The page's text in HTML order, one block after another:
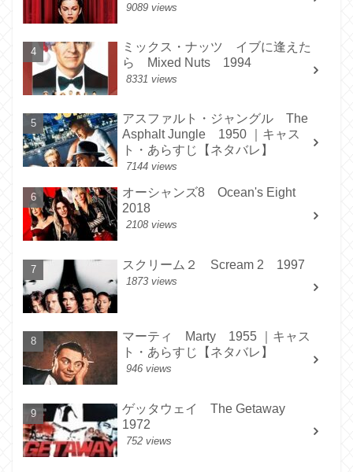
9089 views
ミックス・ナッツ イブに逢えた
ら Mixed Nuts 1994
8331 views
アスファルト・ジャングル The
Asphalt Jungle 1950 ｜キャス
ト・あらすじ【ネタバレ】
7144 views
オーシャンズ8 Ocean's Eight
2018
2108 views
スクリーム２ Scream 2 1997
1873 views
マーティ Marty 1955 ｜キャス
ト・あらすじ【ネタバレ】
946 views
ゲッタウェイ The Getaway
1972
752 views